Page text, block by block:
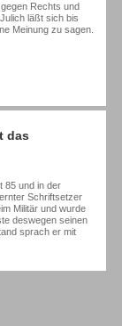
Rechts und
läßt sich bis
Meinung zu sagen.
das
85 und in der
Schriftsetzer
Militär und wurde
deswegen seinen
sprach er mit